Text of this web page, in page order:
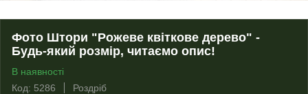
Фото Штори "Рожеве квіткове дерево" -
Будь-який розмір, читаємо опис!
В наявності
Код: 5286
Роздріб